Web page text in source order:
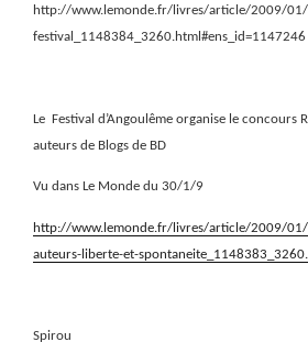
http://www.lemonde.fr/livres/article/2009/
festival_1148384_3260.html#ens_id=1147246
Le Festival d’Angoulême organise le concours
auteurs de Blogs de BD
Vu dans Le Monde du 30/1/9
http://www.lemonde.fr/livres/article/2009/
auteurs-liberte-et-
Spirou